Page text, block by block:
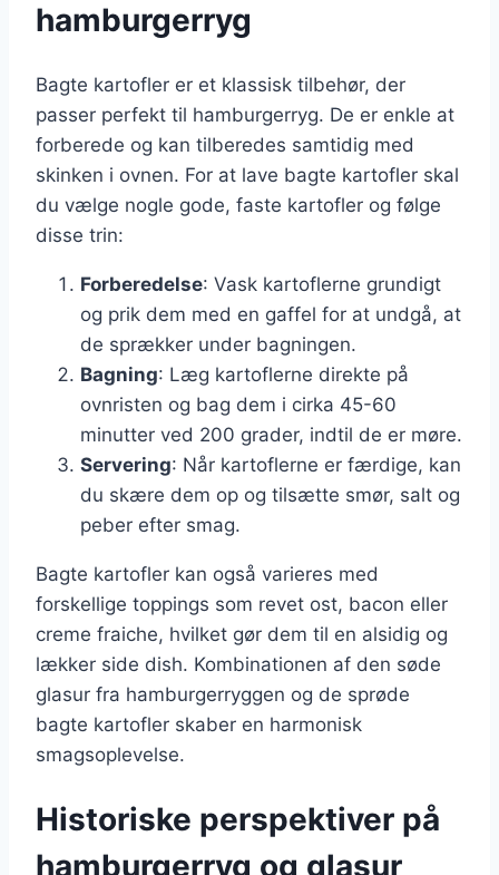
hamburgerryg
Bagte kartofler er et klassisk tilbehør, der
passer perfekt til hamburgerryg. De er enkle at
forberede og kan tilberedes samtidig med
skinken i ovnen. For at lave bagte kartofler skal
du vælge nogle gode, faste kartofler og følge
disse trin:
Forberedelse: Vask kartoflerne grundigt
og prik dem med en gaffel for at undgå, at
de sprækker under bagningen.
Bagning: Læg kartoflerne direkte på
ovnristen og bag dem i cirka 45-60
minutter ved 200 grader, indtil de er møre.
Servering: Når kartoflerne er færdige, kan
du skære dem op og tilsætte smør, salt og
peber efter smag.
Bagte kartofler kan også varieres med
forskellige toppings som revet ost, bacon eller
creme fraiche, hvilket gør dem til en alsidig og
lækker side dish. Kombinationen af den søde
glasur fra hamburgerryggen og de sprøde
bagte kartofler skaber en harmonisk
smagsoplevelse.
Historiske perspektiver på
hamburgerryg og glasur